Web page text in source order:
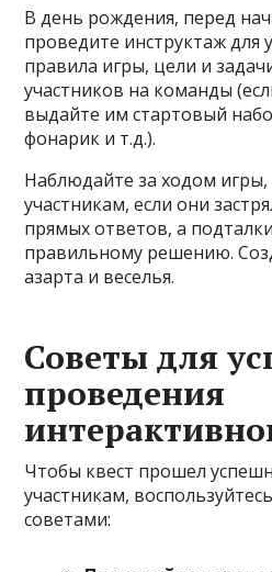
В день рождения, перед
проведите инструктаж для
правила игры, цели и
участников на команды
выдайте им стартовый
фонарик и т.д.).
Наблюдайте за ходом
участникам, если они
прямых ответов, а
правильному решению.
азарта и веселья.
Советы для
проведения
Чтобы квест прошел
участникам,
советами: